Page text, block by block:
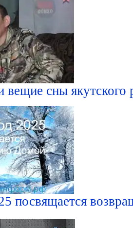
сны якутского
посвящается